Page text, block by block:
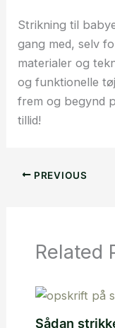
Strikning til
gang med, selv
materialer og
og funktionelle
frem og begynd
tillid!
PREVIOUS
Related
Sådan